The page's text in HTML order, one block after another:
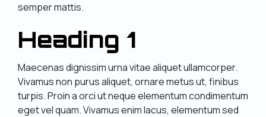
semper mattis.
Heading 1
Maecenas dignissim urna vitae aliquet ullamcorper.
Vivamus non purus aliquet, ornare metus ut, finibus
turpis. Proin a orci ut neque elementum condimentum
eget vel quam. Vivamus enim lacus, elementum sed